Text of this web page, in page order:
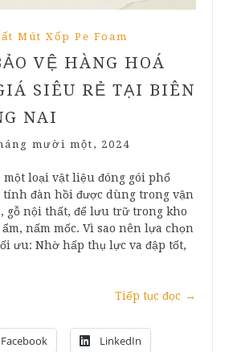
Mút Xốp Pe Foam
VỆ HÀNG HOÁ
SIÊU RẺ TẠI BIÊN
NAI
mười một, 2024
một loại vật liệu đóng gói phổ
tính đàn hồi được dùng trong vận
gỗ nội thất, để lưu trữ trong kho
nấm mốc. Vì sao nên lựa chọn
ưu: Nhờ hấp thụ lực va đập tốt,
Tiếp tục đọc →
Facebook LinkedIn